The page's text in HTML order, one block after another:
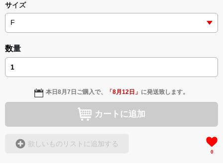
サイズ
数量
本日8月7日 ご購入で、 「8月12日 」 に発送致します。
カートに追加
欲しいものリストに追加する
0